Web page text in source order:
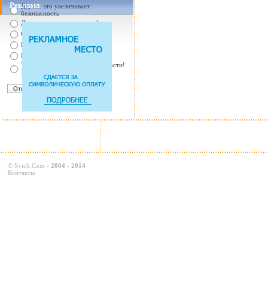
Да, т.к. это увеличивает
безопасность
Да, т.к. увеличились штрафы
От случая к случаю...
Нет, с ремнем не удобно
Нет, Я уверен в себе
Так есть же подушки безопасности!
Зачем пристегива
Реклама
© Svich.Com - 2004 - 2014
Контакты